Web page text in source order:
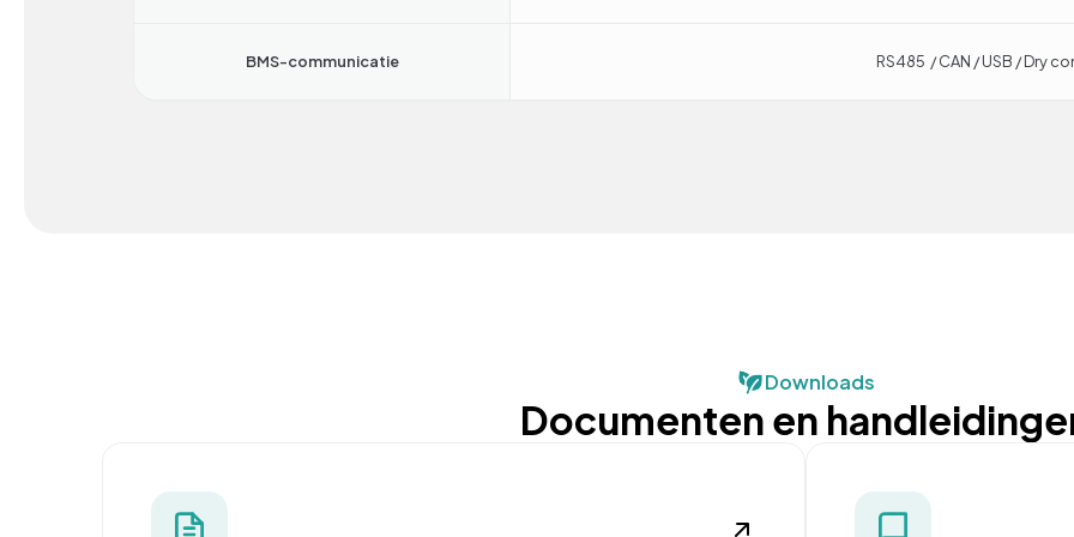
BMS-communicatie RS485 / CAN / USB / Dry
Downloads
Documenten en